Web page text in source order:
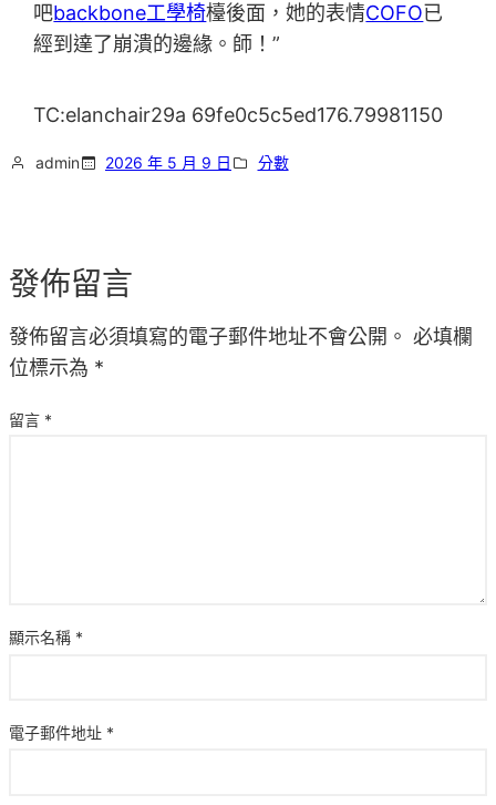
吧backbone工學椅檯後面，她的表情COFO已
經到達了崩潰的邊緣。師！”
TC:elanchair29a 69fe0c5c5ed176.79981150
admin 2026 年 5 月 9 日 分數
發佈留言
發佈留言必須填寫的電子郵件地址不會公開。 必填欄
位標示為 *
留言 *
顯示名稱 *
電子郵件地址 *